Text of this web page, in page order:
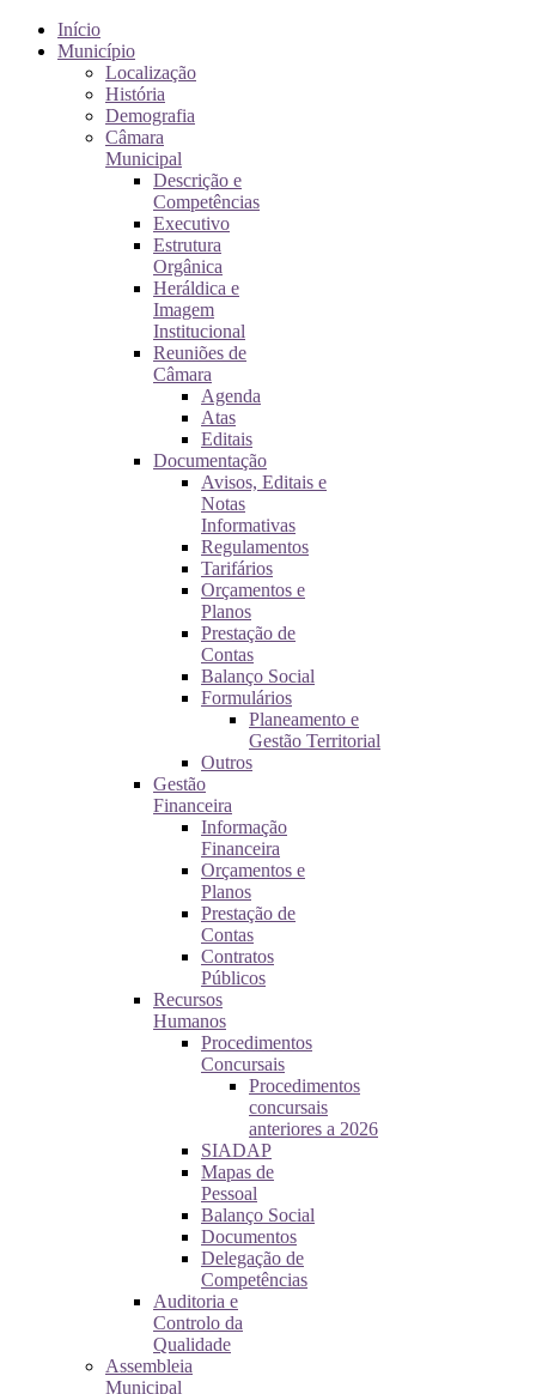
Início
Município
Localização
História
Demografia
Câmara
Municipal
Descrição e
Competências
Executivo
Estrutura
Orgânica
Heráldica e
Imagem
Institucional
Reuniões de
Câmara
Agenda
Atas
Editais
Documentação
Avisos, Editais e
Notas
Informativas
Regulamentos
Tarifários
Orçamentos e
Planos
Prestação de
Contas
Balanço Social
Formulários
Planeamento e
Gestão Territorial
Outros
Gestão
Financeira
Informação
Financeira
Orçamentos e
Planos
Prestação de
Contas
Contratos
Públicos
Recursos
Humanos
Procedimentos
Concursais
Procedimentos
concursais
anteriores a 2026
SIADAP
Mapas de
Pessoal
Balanço Social
Documentos
Delegação de
Competências
Auditoria e
Controlo da
Qualidade
Assembleia
Municipal